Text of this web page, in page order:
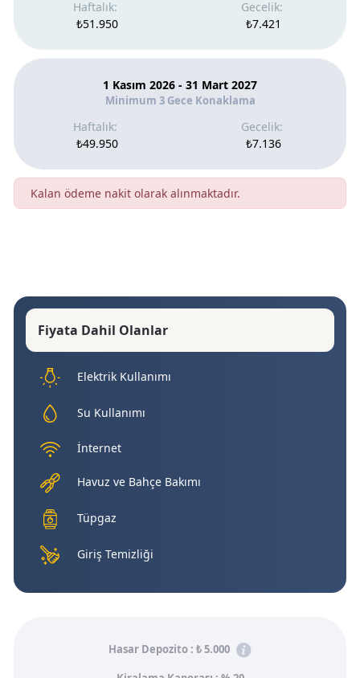
₺51.950 ₺7.421
1 Kasım 2026 - 31 Mart 2027
Minimum 3 Gece Konaklama
₺49.950 ₺7.136
Kalan ödeme nakit olarak alınmaktadır.
Fiyata Dahil Olanlar
Elektrik Kullanımı
Su Kullanımı
İnternet
Havuz ve Bahçe Bakımı
Tüpgaz
Giriş Temizliği
Hasar Depozito : ₺ 5.000